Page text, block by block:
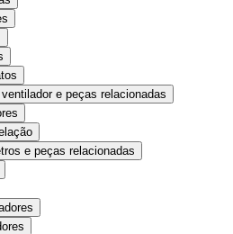
e peças relacionadas
e peças relacionadas